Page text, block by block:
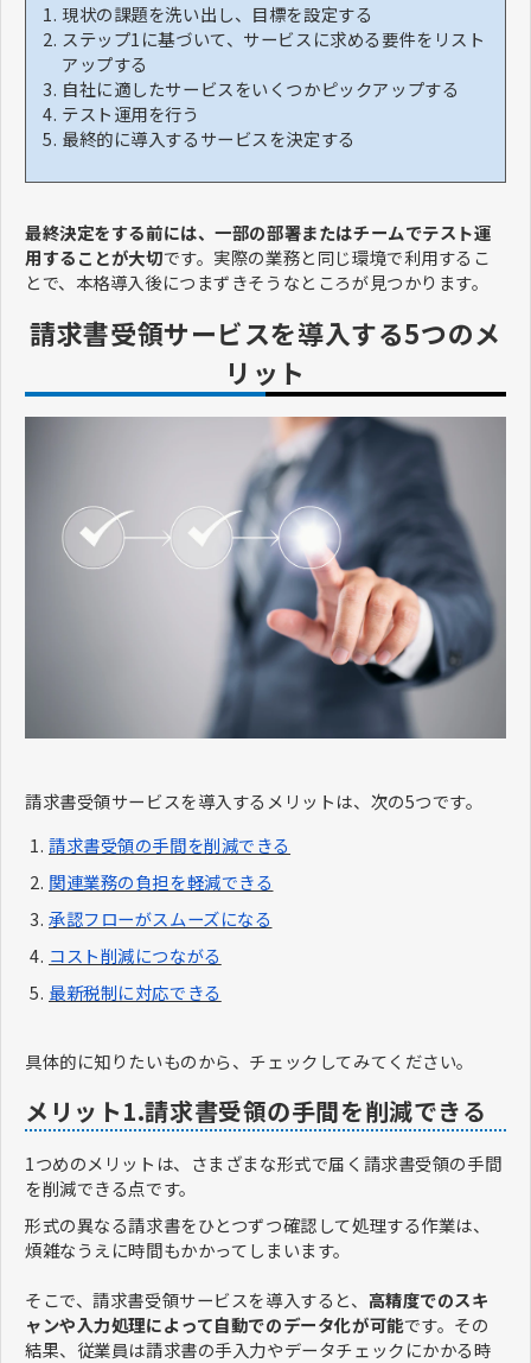
現状の課題を洗い出し、目標を設定する
ステップ1に基づいて、サービスに求める要件をリスト
アップする
自社に適したサービスをいくつかピックアップする
テスト運用を行う
最終的に導入するサービスを決定する
最終決定をする前には、一部の部署またはチームでテスト運
用することが大切です。実際の業務と同じ環境で利用するこ
とで、本格導入後につまずきそうなところが見つかります。
請求書受領サービスを導入する5つのメ
リット
請求書受領サービスを導入するメリットは、次の5つです。
請求書受領の手間を削減できる
関連業務の負担を軽減できる
承認フローがスムーズになる
コスト削減につながる
最新税制に対応できる
具体的に知りたいものから、チェックしてみてください。
メリット1.請求書受領の手間を削減できる
1つめのメリットは、さまざまな形式で届く請求書受領の手間
を削減できる点です。
形式の異なる請求書をひとつずつ確認して処理する作業は、
煩雑なうえに時間もかかってしまいます。
そこで、請求書受領サービスを導入すると、 高精度でのスキ
ャンや入力処理によって自動でのデータ化が可能です。その
結果、従業員は請求書の手入力やデータチェックにかかる時